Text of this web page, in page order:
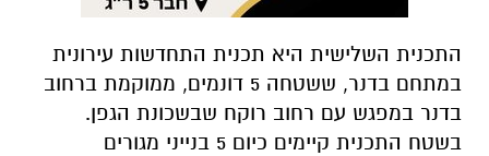
התכנית השלישית היא תכנית התחדשות עירונית
במתחם בדנר, ששטחה 5 דונמים, ממוקמת ברחוב
בדנר במפגש עם רחוב רוקח שבשכונת הגפן.
בשטח התכנית קיימים כיום 5 בנייני מגורים